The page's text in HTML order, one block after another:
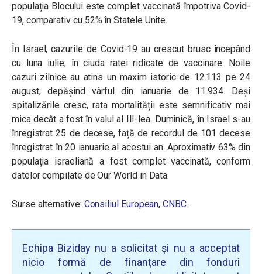
populația Blocului este complet vaccinată împotriva Covid-
19, comparativ cu 52% în Statele Unite.
În Israel, cazurile de Covid-19 au crescut brusc începând
cu luna iulie, în ciuda ratei ridicate de vaccinare. Noile
cazuri zilnice au atins un maxim istoric de 12.113 pe 24
august, depășind vârful din ianuarie de 11.934. Deși
spitalizările cresc, rata mortalității este semnificativ mai
mica decât a fost în valul al III-lea. Duminică, în Israel s-au
înregistrat 25 de decese, față de recordul de 101 decese
înregistrat în 20 ianuarie al acestui an. Aproximativ 63% din
populația israeliană a fost complet vaccinată, conform
datelor compilate de Our World in Data.
Surse alternative: Consiliul European,CNBC.
Echipa Biziday nu a solicitat și nu a acceptat
nicio formă de finanțare din fonduri